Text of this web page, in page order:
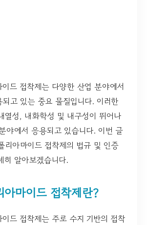
드 접착제는 다양한 산업 분야에서
고 있는 중요 물질입니다. 이러한
열성, 내화학성 및 내구성이 뛰어나
야에서 응용되고 있습니다. 이번 글
리아마이드 접착제의 법규 및 인증
히 알아보겠습니다.
마이드 접착제란?
드 접착제는 주로 수지 기반의 접착